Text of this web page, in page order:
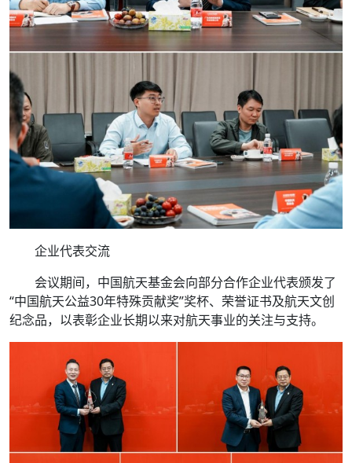
企业代表交流
会议期间，中国航天基金会向部分合作企业代表颁发了
“中国航天公益30年特殊贡献奖”奖杯、荣誉证书及航天文创
纪念品，以表彰企业长期以来对航天事业的关注与支持。